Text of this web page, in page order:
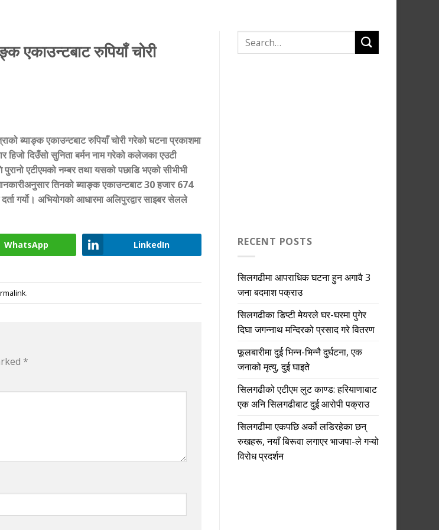
एकाउन्टबाट रुपियाँ चोरी
ब्याङ्क एकाउन्टबाट रुपियाँ चोरी गरेको घटना प्रकाशमा
हिजो दिउँसो सुनिता बर्मन नाम गरेको कलेजका एउटी
एटीएमको नम्बर तथा यसको पछाडि भएको सीभीभी
तिनको ब्याङ्क एकाउन्टबाट30हजार674
गर्यो। अभियोगको आधारमा अलिपुरद्वार साइबर सेलले
WhatsApp LinkedIn
.
*
RECENT POSTS
सिलगढीमा आपराधिक घटना हुन अगावै 3
जना बदमाश पक्राउ
सिलगढीका डिप्टी मेयरले घर-घरमा पुगेर
दिघा जगन्नाथ मन्दिरको प्रसाद गरे वितरण
फूलबारीमा दुई भिन्न-भिन्नै दुर्घटना, एक
जनाको मृत्यु, दुई घाइते
सिलगढीको एटीएम लुट काण्ड: हरियाणाबाट
एक अनि सिलगढीबाट दुई आरोपी पक्राउ
सिलगढीमा एकपछि अर्को लडिरहेका छन्
रुखहरू, नयाँ बिरूवा लगाएर भाजपा-ले गऱ्यो
विरोध प्रदर्शन